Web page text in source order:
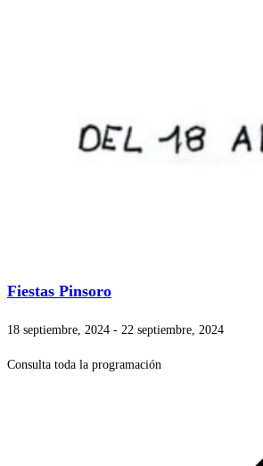
Fiestas Pinsoro
18 septiembre, 2024 - 22 septiembre, 2024
Consulta toda la programación